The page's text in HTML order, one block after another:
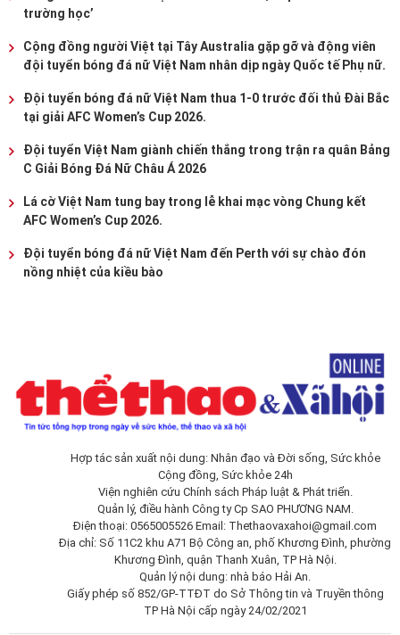
trường học’
Cộng đồng người Việt tại Tây Australia gặp gỡ và động viên
đội tuyển bóng đá nữ Việt Nam nhân dịp ngày Quốc tế Phụ nữ.
Đội tuyển bóng đá nữ Việt Nam thua 1-0 trước đối thủ Đài Bắc
tại giải AFC Women’s Cup 2026.
Đội tuyển Việt Nam giành chiến thắng trong trận ra quân Bảng
C Giải Bóng Đá Nữ Châu Á 2026
Lá cờ Việt Nam tung bay trong lễ khai mạc vòng Chung kết
AFC Women’s Cup 2026.
Đội tuyển bóng đá nữ Việt Nam đến Perth với sự chào đón
nồng nhiệt của kiều bào
Hợp tác sản xuất nội dung: Nhân đạo và Đời sống, Sức khỏe
Cộng đồng, Sức khỏe 24h
Viện nghiên cứu Chính sách Pháp luật & Phát triển.
Quản lý, điều hành Công ty Cp SAO PHƯƠNG NAM.
Điện thoại: 0565005526 Email: Thethaovaxahoi@gmail.com
Địa chỉ: Số 11C2 khu A71 Bộ Công an, phố Khương Đình, phường
Khương Đình, quận Thanh Xuân, TP Hà Nội.
Quản lý nội dung: nhà báo Hải An.
Giấy phép số 852/GP-TTĐT do Sở Thông tin và Truyền thông
TP Hà Nội cấp ngày 24/02/2021